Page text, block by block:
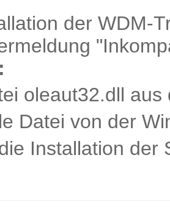
der WDM-
oleaut32.dll
Datei von der
Installation der